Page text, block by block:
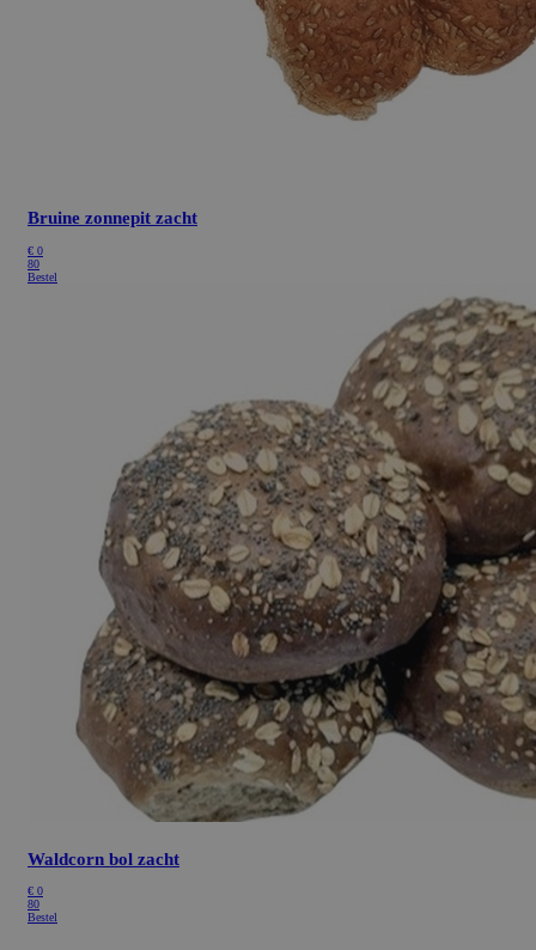
Bruine zonnepit zacht
€ 0
80
Bestel
Waldcorn bol zacht
€ 0
80
Bestel